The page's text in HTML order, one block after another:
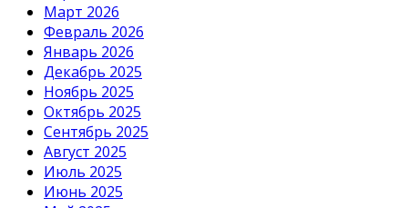
Март 2026
Февраль 2026
Январь 2026
Декабрь 2025
Ноябрь 2025
Октябрь 2025
Сентябрь 2025
Август 2025
Июль 2025
Июнь 2025